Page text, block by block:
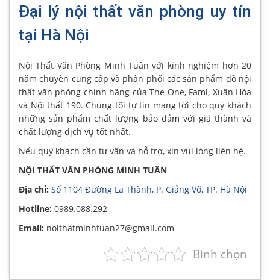
Đại lý nội thất văn phòng uy tín
tại Hà Nội
Nội Thất Văn Phòng Minh Tuân với kinh nghiệm hơn 20
năm chuyên cung cấp và phân phối các sản phẩm đồ nội
thất văn phòng chính hãng của The One, Fami, Xuân Hòa
và Nội thất 190. Chúng tôi tự tin mang tới cho quý khách
những sản phẩm chất lượng bảo đảm với giá thành và
chất lượng dịch vụ tốt nhất.
Nếu quý khách cần tư vấn và hỗ trợ, xin vui lòng liên hệ.
NỘI THẤT VĂN PHÒNG MINH TUÂN
Địa chỉ: Số 1104 Đường La Thành, P. Giảng Võ, TP. Hà Nội
Hotline: 0989.088.292
Email: noithatminhtuan27@gmail.com
Bình chọn